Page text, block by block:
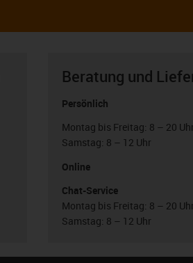
Beratung und
Persönlich
Montag bis Freitag: 8 – 20 Uhr
Samstag: 8 – 12 Uhr
Online
Chat-Service
Montag bis Freitag: 8 – 20 Uhr
Samstag: 8 – 12 Uhr